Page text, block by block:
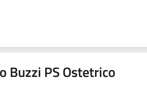
Buzzi PS Ostetrico